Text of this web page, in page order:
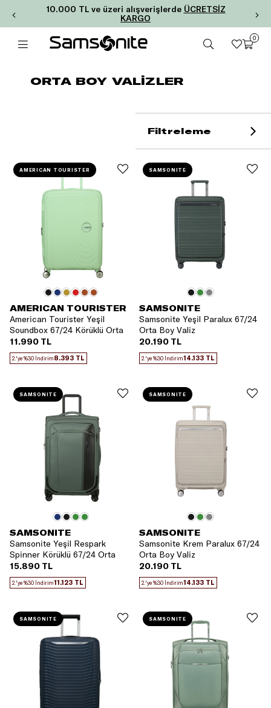
10.000 TL ve üzeri alışverişlerde ÜCRETSİZ
KARGO
0
ORTA BOY VALİZLER
Filtreleme
AMERICAN TOURISTER
American Tourister Yeşil
Soundbox 67/24 Körüklü Orta
Boy Valiz
11.990 TL
2.'ye %30 İndirim8.393 TL
AMERICAN TOURISTER
SAMSONITE
Samsonite Yeşil Paralux 67/24
Orta Boy Valiz
20.190 TL
2.'ye %30 İndirim14.133 TL
SAMSONITE
SAMSONITE
Samsonite Yeşil Respark
Spinner Körüklü 67/24 Orta
Boy Valiz
15.890 TL
2.'ye %30 İndirim11.123 TL
SAMSONITE
SAMSONITE
Samsonite Krem Paralux 67/24
Orta Boy Valiz
20.190 TL
2.'ye %30 İndirim14.133 TL
SAMSONITE
SAMSONITE SAMSONITE